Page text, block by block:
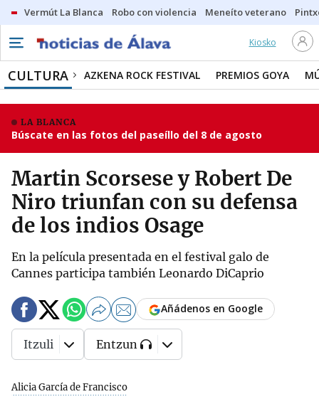
Vermút La Blanca Robo con violencia Meneíto veterano
Kiosko
CULTURA AZKENA ROCK FESTIVAL PREMIOS GOYA
LA BLANCA
Búscate en las fotos del paseíllo del 8 de agosto
Martin Scorsese y Robert De
Niro triunfan con su defensa
de los indios Osage
En la película presentada en el festival galo de
Cannes participa también Leonardo DiCaprio
Alicia García de Francisco
Añádenos en Google
Itzuli Entzun